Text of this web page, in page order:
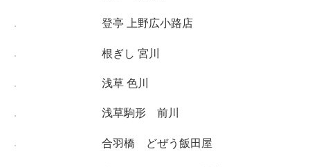
登亭 上野広小路店
根ぎし 宮川
浅草 色川
浅草駒形 前川
合羽橋 どぜう飯田屋